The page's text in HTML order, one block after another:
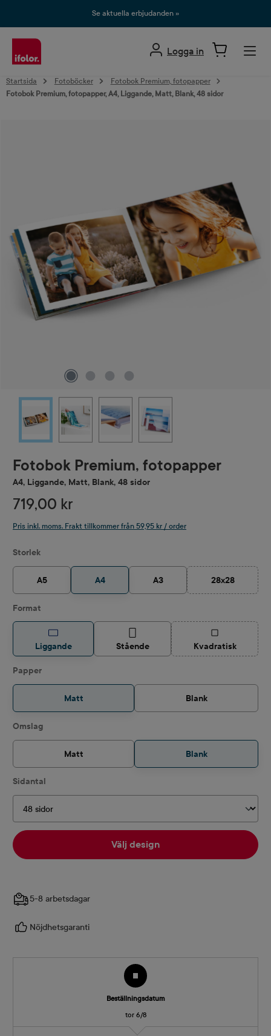
Se aktuella erbjudanden »
Logga in
Startsida Fotoböcker
Fotobok Premium, fotopapper
Fotobok Premium, fotopapper, A4, Liggande, Matt, Blank, 48 sidor
Fotobok Premium, fotopapper
A4, Liggande, Matt, Blank, 48 sidor
719,00 kr
Pris inkl. moms. Frakt tillkommer från 59,95 kr / order
Välj
Storlek
A5 A4 A3 28x28
(Det här
Välj
Format
Liggande Stående Kvadratisk
(Det här
Välj
Papper
Matt Blank
Välj
Omslag
Matt Blank
Välj
Sidantal
Välj design
5-8 arbetsdagar
Nöjdhetsgaranti
Beställningsdatum
tor 6/8